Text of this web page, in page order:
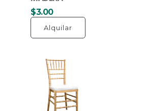
$3.00
Alquilar